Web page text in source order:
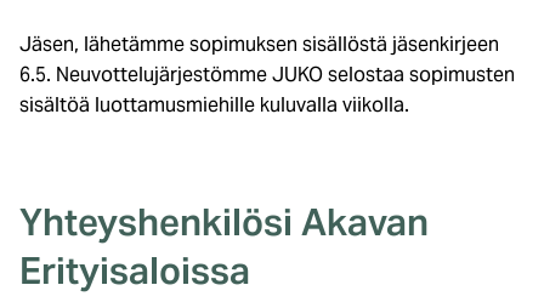
Jäsen, lähetämme sopimuksen sisällöstä jäsenkirjeen
6.5. Neuvottelujärjestömme JUKO selostaa sopimusten
sisältöä luottamusmiehille kuluvalla viikolla.
Yhteyshenkilösi Akavan
Erityisaloissa